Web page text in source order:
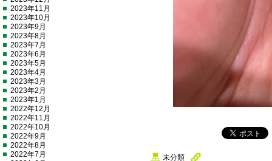
未分類
2023年11月
2023年10月
2023年9月
2023年8月
2023年7月
2023年6月
2023年5月
2023年4月
2023年3月
2023年2月
2023年1月
2022年12月
2022年11月
2022年10月
2022年9月
2022年8月
2022年7月